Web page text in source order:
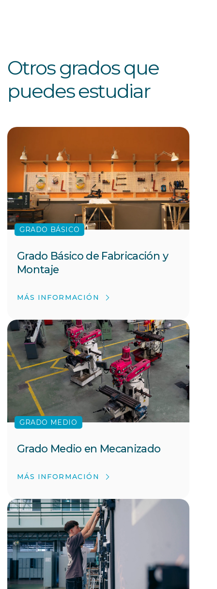
Otros grados que
puedes estudiar
GRADO BÁSICO
Grado Básico de Fabricación y
Montaje
MÁS INFORMACIÓN
GRADO MEDIO
Grado Medio en Mecanizado
MÁS INFORMACIÓN